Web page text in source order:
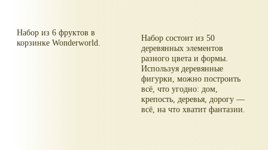
Набор из 6 фруктов в
корзинке Wonderworld.
Набор состоит из 50
деревянных элементов
разного цвета и формы.
Используя деревянные
фигурки, можно построить
всё, что угодно: дом,
крепость, деревья, дорогу —
всё, на что хватит фантазии.